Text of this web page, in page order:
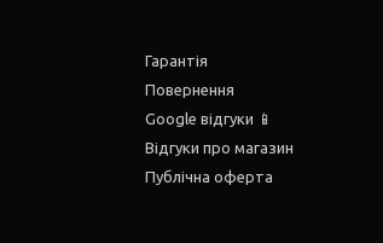
Гарантія
Повернення
Google відгуки 📱
Відгуки про магазин
Публічна оферта